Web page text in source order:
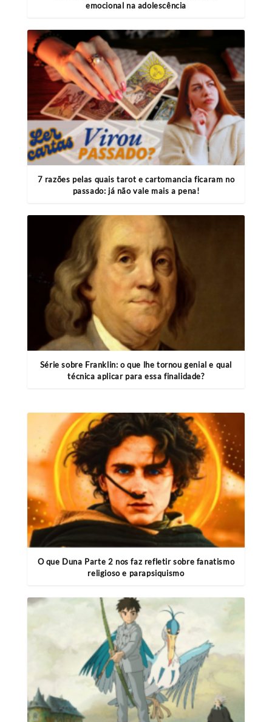
emocional na adolescência
7 razões pelas quais tarot e cartomancia ficaram no
passado: já não vale mais a pena!
Série sobre Franklin: o que lhe tornou genial e qual
técnica aplicar para essa finalidade?
O que Duna Parte 2 nos faz refletir sobre fanatismo
religioso e parapsiquismo